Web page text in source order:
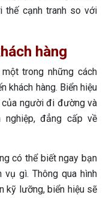
thế cạnh tranh so với
hàng
trong những cách
khách hàng. Biển hiệu
người đi đường và
đẳng cấp về
có thể biết ngay bạn
vụ gì. Thông qua hình
kỹ lưỡng, biển hiệu sẽ